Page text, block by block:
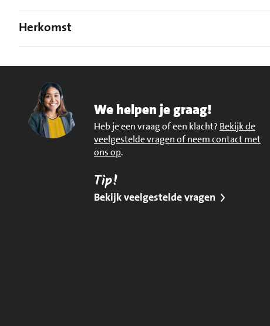
Herkomst
We helpen je graag!
Heb je een vraag of een klacht? Bekijk de
veelgestelde vragen of neem contact met
ons op.
Tip!
Bekijk veelgestelde vragen